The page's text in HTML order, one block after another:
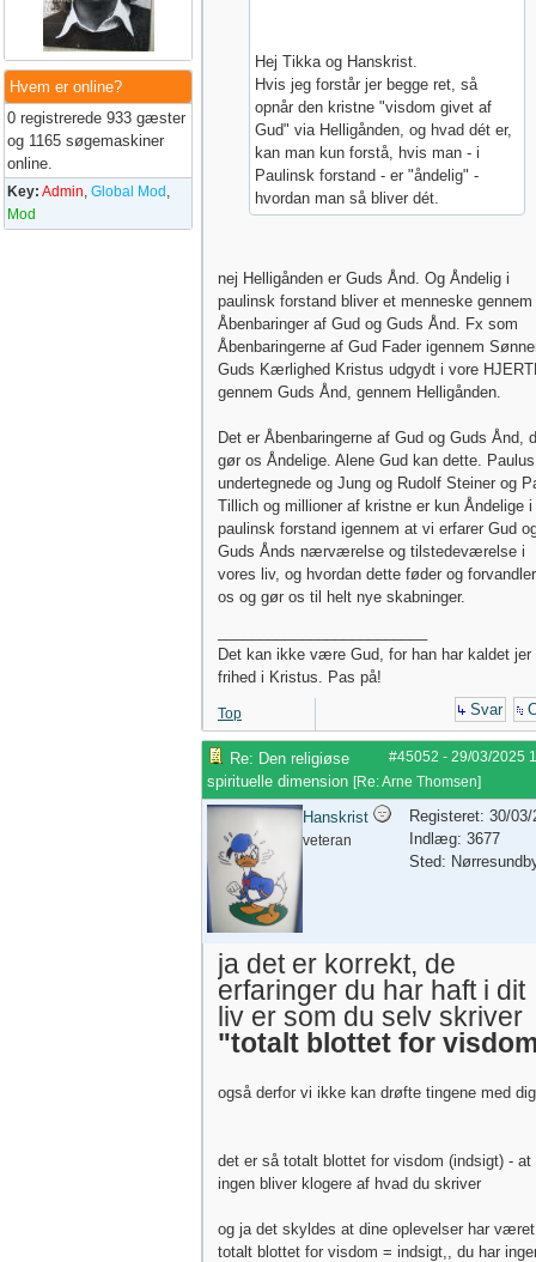
Hvem er online?
0 registrerede 933 gæster
og 1165 søgemaskiner
online.
Key: Admin, Global Mod ,
Mod
Hej Tikka og Hanskrist.
Hvis jeg forstår jer begge ret, så
opnår den kristne "visdom givet af
Gud" via Helligånden, og hvad dét er,
kan man kun forstå, hvis man - i
Paulinsk forstand - er "åndelig" -
hvordan man så bliver dét.
nej Helligånden er Guds Ånd. Og Åndelig i
paulinsk forstand bliver et menneske gennem
Åbenbaringer af Gud og Guds Ånd. Fx som
Åbenbaringerne af Gud Fader igennem
Guds Kærlighed Kristus udgydt i vore
gennem Guds Ånd, gennem Helligånden.
Det er Åbenbaringerne af Gud og Guds Ånd,
gør os Åndelige. Alene Gud kan dette.
undertegnede og Jung og Rudolf Steiner og
Tillich og millioner af kristne er kun Åndelige i
paulinsk forstand igennem at vi erfarer Gud
Guds Ånds nærværelse og tilstedeværelse i
vores liv, og hvordan dette føder og forvandler
os og gør os til helt nye skabninger.
Det kan ikke være Gud, for han har kaldet jer
frihed i Kristus. Pas på!
Top Svar
#45052 - 29/03/2025
Re: Den religiøse
spirituelle dimension [Re: Arne Thomsen]
Hanskrist
veteran
Registeret: 30/03/
Indlæg: 3677
Sted:
ja det er korrekt, de
erfaringer du har haft i dit
liv er som du selv skriver
"totalt blottet for
også derfor vi ikke kan drøfte tingene med dig
det er så totalt blottet for visdom (indsigt) - at
ingen bliver klogere af hvad du skriver
og ja det skyldes at dine oplevelser har været
totalt blottet for visdom = indsigt,, du har